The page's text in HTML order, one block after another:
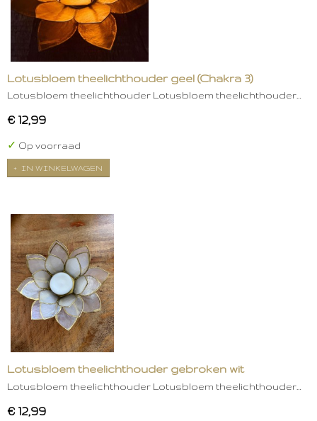
Lotusbloem theelichthouder geel (Chakra 3)
Lotusbloem theelichthouder Lotusbloem theelichthouder…
€ 12,99
✓ Op voorraad
IN WINKELWAGEN
Lotusbloem theelichthouder gebroken wit
Lotusbloem theelichthouder Lotusbloem theelichthouder…
€ 12,99